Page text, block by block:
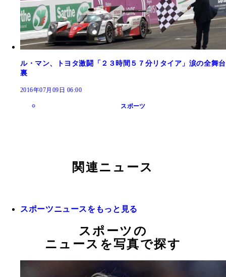
ル・マン、トヨタ激闘「２３時間５７分リタイア」涙の全舞台
裏
2016年07月09日 06:00
スポーツ
関連ニュース
スポーツニュースをもっと見る
スポーツの
ニュースを写真で探す